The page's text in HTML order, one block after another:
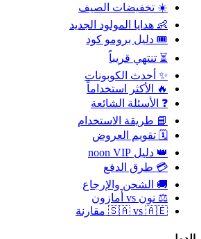
☀️ تخفيضات الصيف
👶 هدايا المولود الجديد
🎟️ دليل برومو كود
⏳ تنتهي قريباً
✨ أحدث الكوبونات
🔥 الأكثر استخداماً
❓ الأسئلة الشائعة
📘 طريقة الاستخدام
🗓️ تقويم العروض
👑 دليل noon VIP
💳 طرق الدفع
🚚 الشحن والإرجاع
⚖️ نون vs أمازون
🇸🇦 vs 🇦🇪 مقارنة